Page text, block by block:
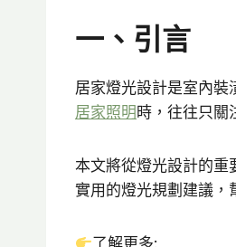
一、引言
居家燈光設計是室內裝
居家照明 時，往往只關
本文將從燈光設計的重
實用的燈光規劃建議，
了解更多: